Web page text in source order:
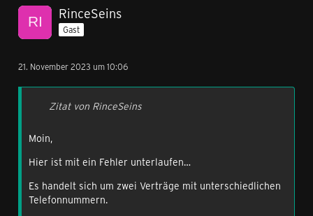
RinceSeins
Gast
21. November 2023 um 10:06
Zitat von RinceSeins
Moin,
Hier ist mit ein Fehler unterlaufen…
Es handelt sich um zwei Verträge mit unterschiedlichen
Telefonnummern.